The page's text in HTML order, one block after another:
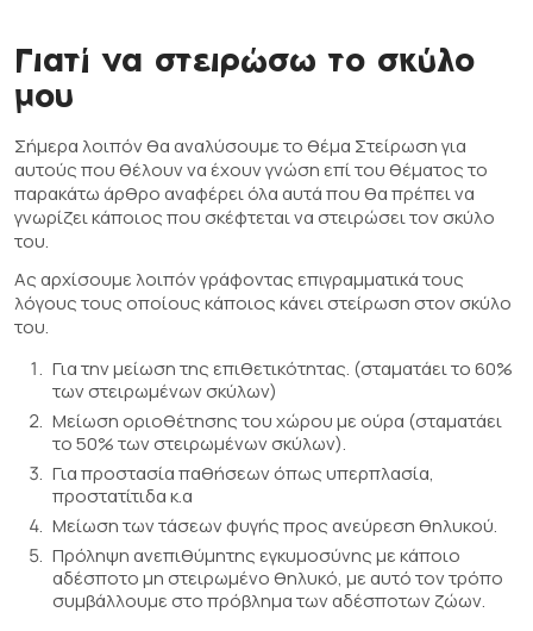
Γιατί να στειρώσω το σκύλο
μου
Σήμερα λοιπόν θα αναλύσουμε το θέμα Στείρωση για
αυτούς που θέλουν να έχουν γνώση επί του θέματος το
παρακάτω άρθρο αναφέρει όλα αυτά που θα πρέπει να
γνωρίζει κάποιος που σκέφτεται να στειρώσει τον σκύλο
του.
Ας αρχίσουμε λοιπόν γράφοντας επιγραμματικά τους
λόγους τους οποίους κάποιος κάνει στείρωση στον σκύλο
του.
Για την μείωση της επιθετικότητας. (σταματάει το 60%
των στειρωμένων σκύλων)
Μείωση οριοθέτησης του χώρου με ούρα (σταματάει
το 50% των στειρωμένων σκύλων).
Για προστασία παθήσεων όπως υπερπλασία,
προστατίτιδα κ.α
Μείωση των τάσεων φυγής προς ανεύρεση θηλυκού.
Πρόληψη ανεπιθύμητης εγκυμοσύνης με κάποιο
αδέσποτο μη στειρωμένο θηλυκό, με αυτό τον τρόπο
συμβάλλουμε στο πρόβλημα των αδέσποτων ζώων.